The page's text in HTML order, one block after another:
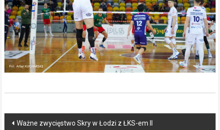
Post
Ważne zwycięstwo Skry w Łodzi z ŁKS-em II